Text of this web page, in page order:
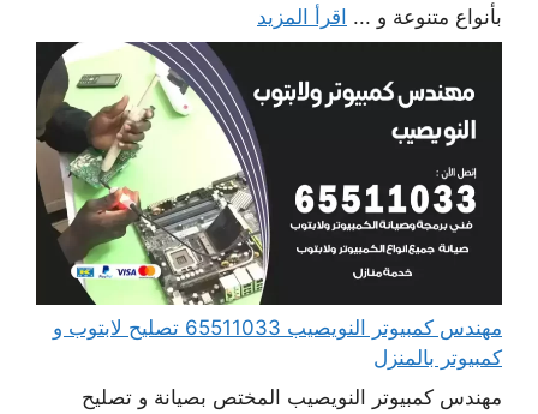
بأنواع متنوعة و ... اقرأ المزيد
مهندس كمبيوتر النويصيب 65511033 تصليح لابتوب و
كمبيوتر بالمنزل
مهندس كمبيوتر النويصيب المختص بصيانة و تصليح